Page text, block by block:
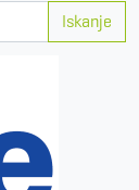
Iskanje